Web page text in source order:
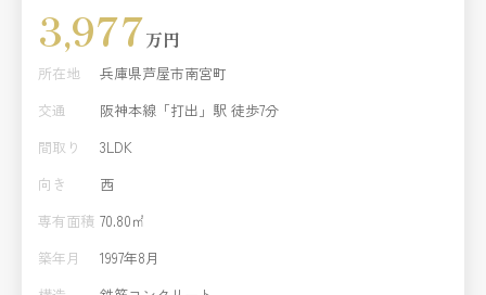
3,977万円
所在地
兵庫県芦屋市南宮町
交通
阪神本線「打出」駅 徒歩7分
間取り
3LDK
向き
西
専有面積 70.80㎡
築年月
1997年8月